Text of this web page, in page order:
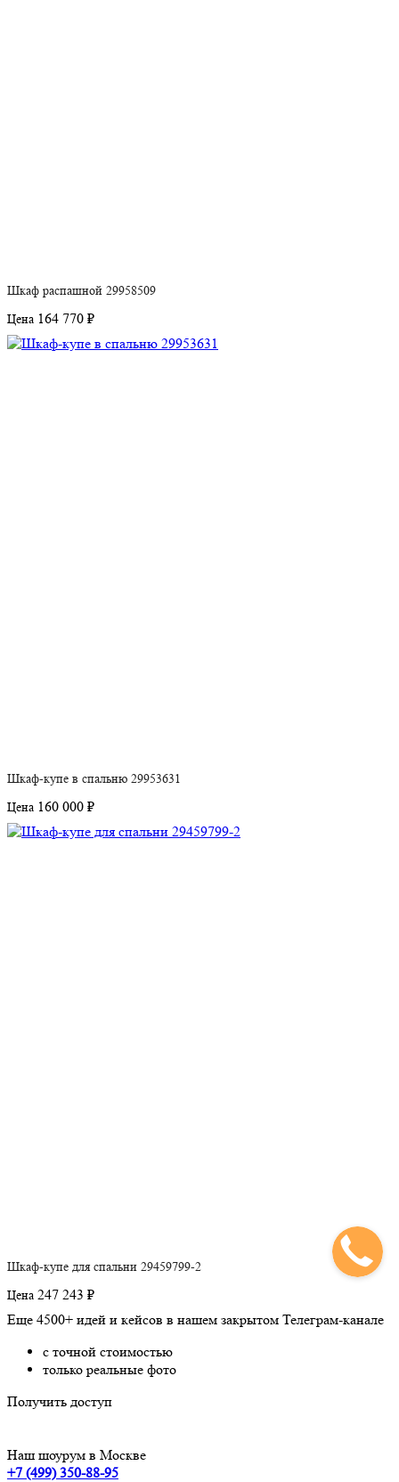
Шкаф распашной 29958509
Цена 164 770 ₽
Шкаф-купе в спальню 29953631
Цена 160 000 ₽
Шкаф-купе для спальни 29459799-2
Цена 247 243 ₽
Еще 4500+ идей и кейсов в нашем закрытом Телеграм-канале
с точной стоимостью
только реальные фото
Получить доступ
Наш шоурум в Москве
+7 (499) 350-88-95